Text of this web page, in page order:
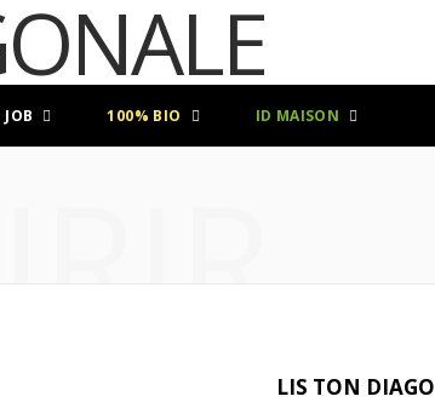
JOB 100% BIO ID MAISON
LIS TON DIAGO